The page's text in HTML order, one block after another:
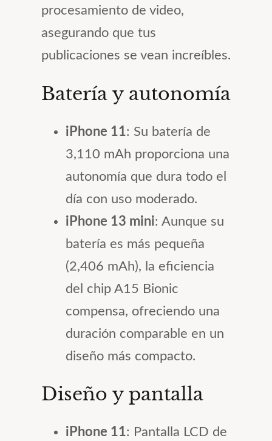
procesamiento de video,
asegurando que tus
publicaciones se vean increíbles.
Batería y autonomía
iPhone 11: Su batería de
3,110 mAh proporciona una
autonomía que dura todo el
día con uso moderado.
iPhone 13 mini: Aunque su
batería es más pequeña
(2,406 mAh), la eficiencia
del chip A15 Bionic
compensa, ofreciendo una
duración comparable en un
diseño más compacto.
Diseño y pantalla
iPhone 11: Pantalla LCD de